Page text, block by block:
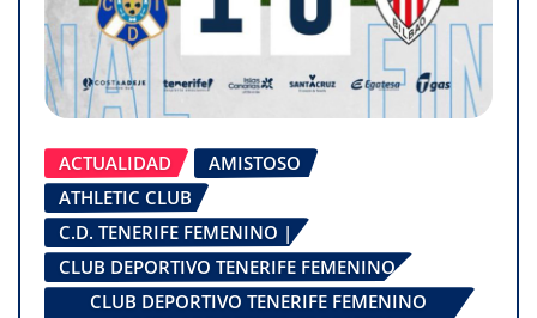
ACTUALIDAD
AMISTOSO
ATHLETIC CLUB
C.D. TENERIFE FEMENINO |
CLUB DEPORTIVO TENERIFE FEMENINO
CLUB DEPORTIVO TENERIFE FEMENINO